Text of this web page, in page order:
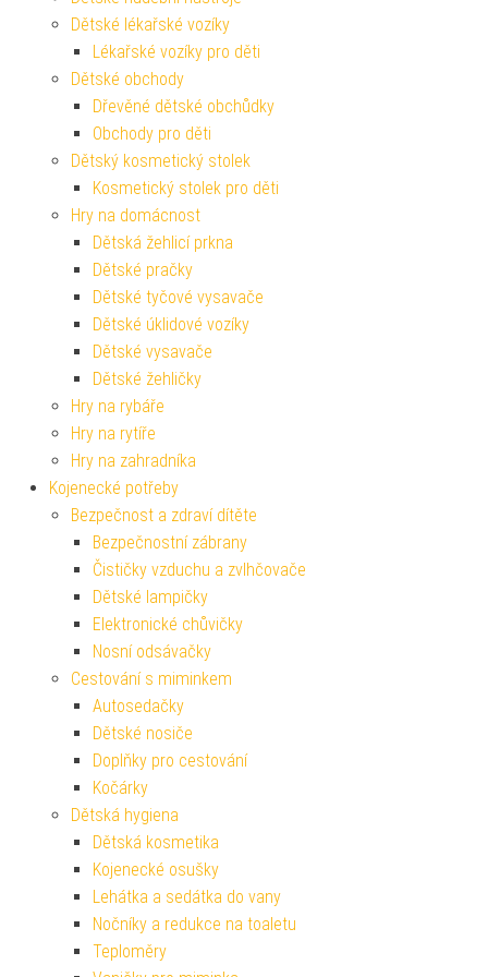
Dětské lékařské vozíky
Lékařské vozíky pro děti
Dětské obchody
Dřevěné dětské obchůdky
Obchody pro děti
Dětský kosmetický stolek
Kosmetický stolek pro děti
Hry na domácnost
Dětská žehlicí prkna
Dětské pračky
Dětské tyčové vysavače
Dětské úklidové vozíky
Dětské vysavače
Dětské žehličky
Hry na rybáře
Hry na rytíře
Hry na zahradníka
Kojenecké potřeby
Bezpečnost a zdraví dítěte
Bezpečnostní zábrany
Čističky vzduchu a zvlhčovače
Dětské lampičky
Elektronické chůvičky
Nosní odsávačky
Cestování s miminkem
Autosedačky
Dětské nosiče
Doplňky pro cestování
Kočárky
Dětská hygiena
Dětská kosmetika
Kojenecké osušky
Lehátka a sedátka do vany
Nočníky a redukce na toaletu
Teploměry